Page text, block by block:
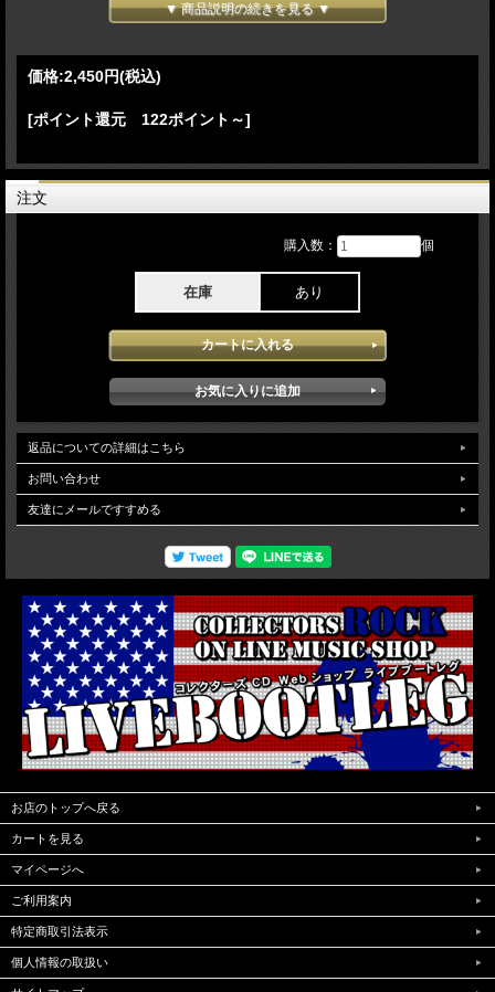
06.Interlude 07.When Did You Get Hot?(extended intro; live debut) 08.Please Please
[Act III]
Talking(live debut) 17.Don't Smile
[Act V]
24.Tears(extended dance break version) 25.Ending(Hollywood Swinging)(Kool & the
27.Nobody's Son (Live On Saturday Night Live NY / 18th Oct 2025)
29.Espresso > Bed Chem (Live at The BRIT Awards / 1st March 2025 London)
30.Good Luck, Babe! (Chappell Roan cover) (in the Live Lounge / 18th June 2024
BBC Maida Vale Studios London)
USAで行われたロックフェス「Coachella Festival 2026」の初日公演をProソースで
記録したDVDとなります。2025年 2026年と世界中のFesにほとんど出演してい
る今や世界の歌姫となったSabrina Carpenterの素晴らしいライブが堪能できます。
今まで行われたステージ構成とな違った演出でスタートしたライブはこの公演だけ
のもの何かどうかは不明ですがスタートムービーでのポリスマンとのやり取りから
始まるライブ構成は初となりPerformanceにおける構成も全く違う内容でとても楽
しめるコンサートとなっています。bonustrackで2026年から2024年プレミア映像
が収録されています。映像クオリティはProソースが使用され安定した高画質で堪
能できます。(NTSC Menu Chapter region02仕様)
▼ 商品説明の続きを見る ▼
価格:2,450円(税込)
[ポイント還元 122ポイント～]
注文
購入数： 個
在庫 あり
返品についての詳細はこちら
お問い合わせ
友達にメールですすめる
お店のトップへ戻る
カートを見る
マイページへ
ご利用案内
特定商取引法表示
個人情報の取扱い